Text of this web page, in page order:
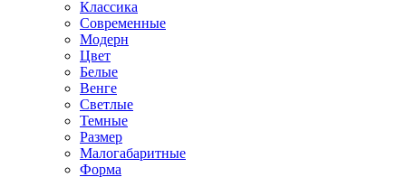
Классика
Современные
Модерн
Цвет
Белые
Венге
Светлые
Темные
Размер
Малогабаритные
Форма